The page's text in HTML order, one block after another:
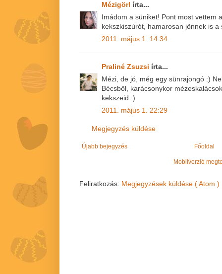
Mézigörl írta...
Imádom a süniket! Pont most vettem
kekszkiszúrót, hamarosan jönnek is a
2011. május 1. 14:34
Praliné Zsuzsi írta...
Mézi, de jó, még egy sünrajongó :)
Bécsből, karácsonykor
kekszeid :)
2011. május 1. 22:29
Megjegyzés küldése
Újabb bejegyzés Főoldal
Mobilverzió
Feliratkozás: Megjegyzések küldése ( Atom )